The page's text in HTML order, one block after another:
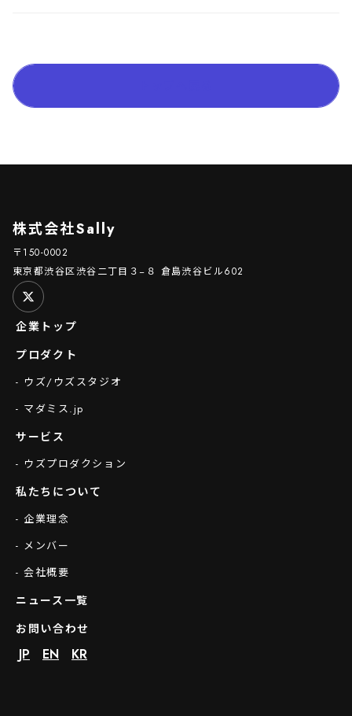
株式会社Sally
〒150-0002
東京都渋谷区渋谷二丁目３−８ 倉島渋谷ビル602
企業トップ
プロダクト
- ウズ/ウズスタジオ
- マダミス.jp
サービス
- ウズプロダクション
私たちについて
- 企業理念
- メンバー
- 会社概要
ニュース一覧
お問い合わせ
JP EN KR